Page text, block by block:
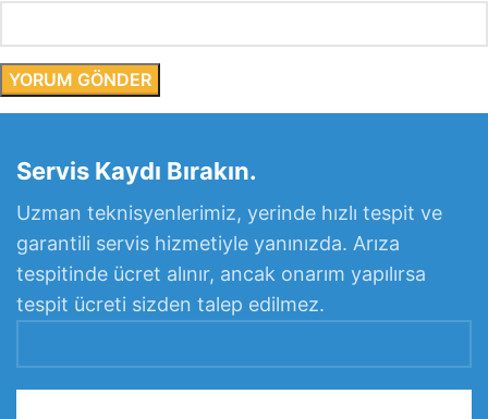
Servis Kaydı Bırakın.
Uzman teknisyenlerimiz, yerinde hızlı tespit ve
garantili servis hizmetiyle yanınızda. Arıza
tespitinde ücret alınır, ancak onarım yapılırsa
tespit ücreti sizden talep edilmez.